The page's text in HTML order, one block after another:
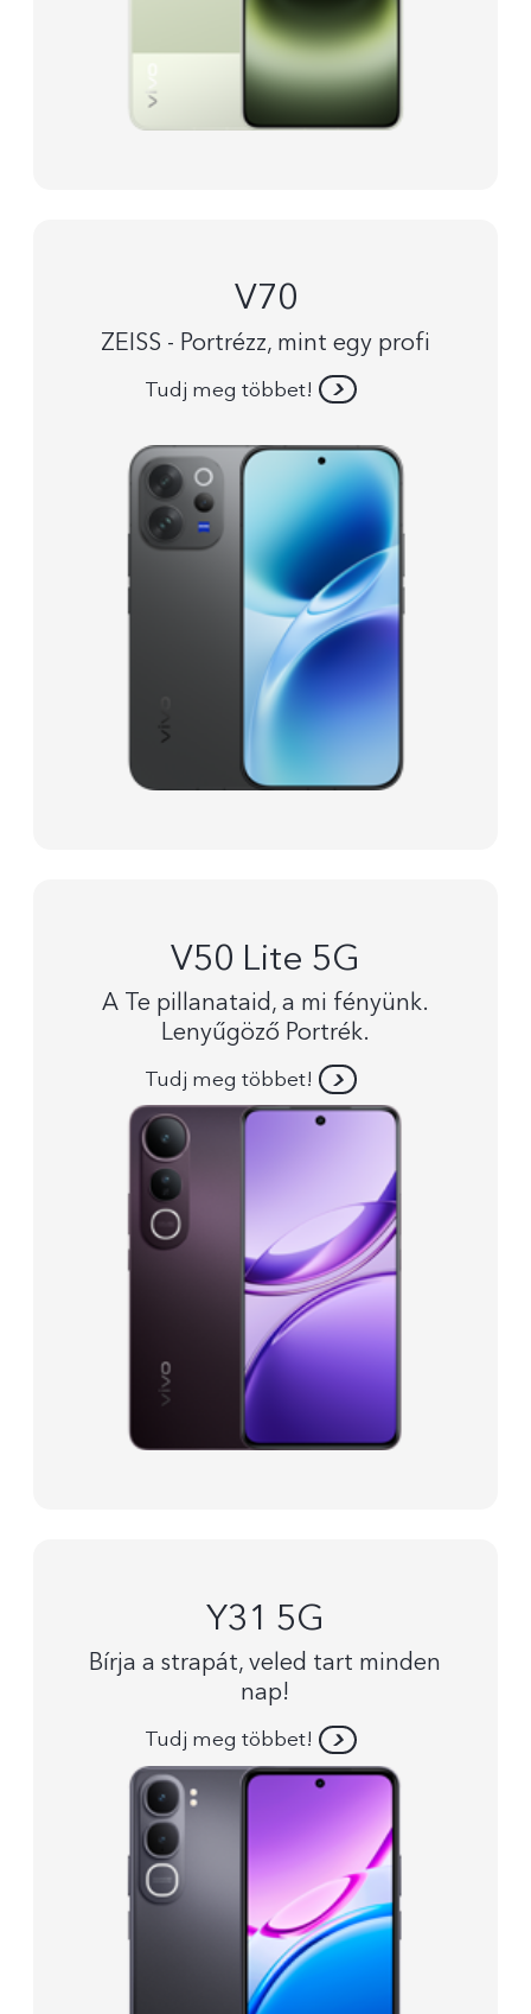
V70
ZEISS - Portrézz, mint egy profi
Tudj meg többet!
V50 Lite 5G
A Te pillanataid, a mi fényünk.
Lenyűgöző Portrék.
Tudj meg többet!
Y31 5G
Bírja a strapát, veled tart minden
nap!
Tudj meg többet!